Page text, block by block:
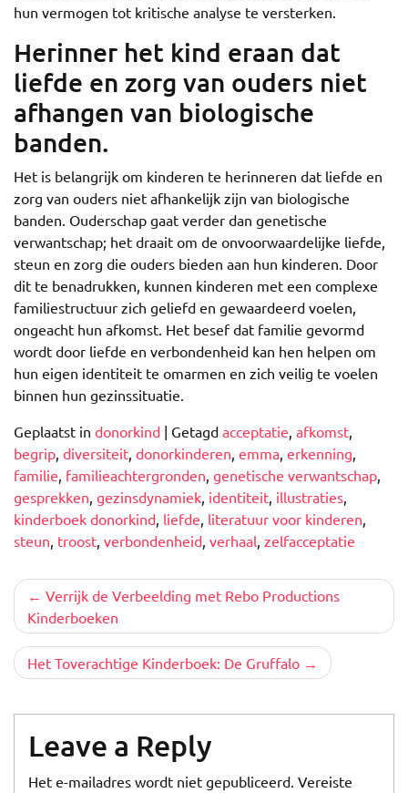
hun vermogen tot kritische analyse te versterken.
Herinner het kind eraan dat
liefde en zorg van ouders niet
afhangen van biologische
banden.
Het is belangrijk om kinderen te herinneren dat liefde en
zorg van ouders niet afhankelijk zijn van biologische
banden. Ouderschap gaat verder dan genetische
verwantschap; het draait om de onvoorwaardelijke liefde,
steun en zorg die ouders bieden aan hun kinderen. Door
dit te benadrukken, kunnen kinderen met een complexe
familiestructuur zich geliefd en gewaardeerd voelen,
ongeacht hun afkomst. Het besef dat familie gevormd
wordt door liefde en verbondenheid kan hen helpen om
hun eigen identiteit te omarmen en zich veilig te voelen
binnen hun gezinssituatie.
Geplaatst in donorkind | Getagd acceptatie, afkomst,
begrip, diversiteit, donorkinderen, emma, erkenning,
familie, familieachtergronden, genetische verwantschap,
gesprekken, gezinsdynamiek, identiteit, illustraties,
kinderboek donorkind, liefde, literatuur voor kinderen,
steun, troost, verbondenheid, verhaal, zelfacceptatie
Berichtnavigatie
Verrijk de Verbeelding met Rebo Productions
Kinderboeken
Het Toverachtige Kinderboek: De Gruffalo
Leave a Reply
Het e-mailadres wordt niet gepubliceerd. Vereiste